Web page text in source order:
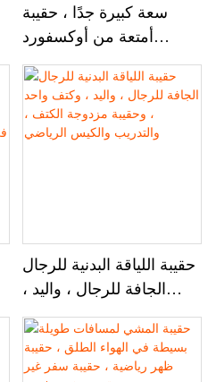
سعة كبيرة جدًا ، حقيبة
أمتعة من أوكسفورد
مقاومة للملابس ومقاومة
للدموع مع تخزين متعدد
الطبقات لأكياس الكمبيوتر
حقيبة اللياقة البدنية للرجال
الجافة للرجال ، واليد ،
وكتف واحد ، وحقيبة
مزدوجة الكتف ، والتدريب
والكيس الرياضي